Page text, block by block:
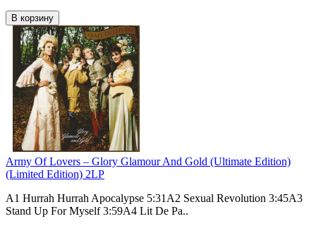
В корзину
Army Of Lovers – Glory Glamour And Gold (Ultimate Edition)
(Limited Edition) 2LP
A1 Hurrah Hurrah Apocalypse 5:31A2 Sexual Revolution 3:45A3
Stand Up For Myself 3:59A4 Lit De Pa..